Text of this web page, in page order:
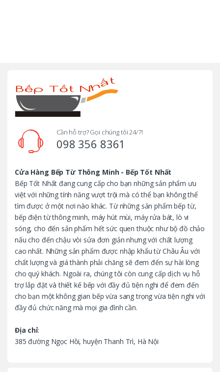
Cần hỗ trợ? Gọi chúng tôi 24/7!
098 356 8361
Cửa Hàng Bếp Từ Thông Minh - Bếp Tốt Nhất
Bếp Tốt Nhất đang cung cấp cho bạn những sản phẩm ưu
việt với những tính năng vượt trội mà có thể bạn không thể
tìm được ở một nơi nào khác. Từ những sản phẩm bếp từ,
bếp điện từ thông minh, máy hút mùi, máy rửa bát, lò vi
sóng, cho đến sản phẩm hết sức quen thuộc như bộ đồ chảo
nấu cho đến chậu vòi sửa đơn giản nhưng với chất lượng
cao nhất. Những sản phẩm được nhập khẩu từ Châu Âu với
chất lượng và giá thành phải chăng sẽ đem đến sự hài lòng
cho quý khách. Ngoài ra, chúng tôi còn cung cấp dịch vụ hỗ
trợ lắp đặt và thiết kế bếp với đầy đủ tiện nghi để đem đến
cho bạn một không gian bếp vừa sang trọng vừa tiện nghi với
đầy đủ chức năng mà mọi gia đình cần.
Địa chỉ:
385 đường Ngọc Hồi, huyện Thanh Trì, Hà Nội